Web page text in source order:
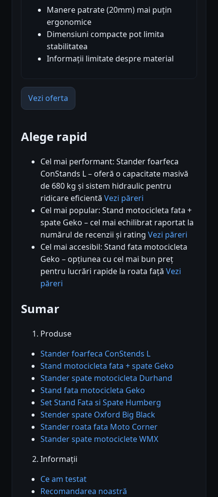
Manere patrate (20mm) mai puțin
ergonomice
Dimensiuni compacte pot limita
stabilitatea
Informații limitate despre material
Vezi oferta
Alege rapid
Cel mai performant: Stander foarfeca
ConStands L – oferă o capacitate masivă
de 680 kg și sistem hidraulic pentru
ridicare eficientă Vezi păreri
Cel mai popular: Stand motocicleta fata +
spate Geko – cel mai echilibrat raportat la
numărul de recenzii și rating Vezi păreri
Cel mai accesibil: Stand fata motocicleta
Geko – opțiunea cu cel mai bun preț
pentru lucrări rapide la roata față Vezi
păreri
Sumar
Produse
Stander foarfeca ConStends L
Stand motocicleta fata + spate Geko
Stander spate motocicleta Durhand
Stand fata motocicleta Geko
Set Stand Fata si Spate Humberg
Stender spate Oxford Big Black
Stander roata fata Moto Corner
Stander spate motociclete WMX
Informații
Ce am testat
Recomandarea noastră